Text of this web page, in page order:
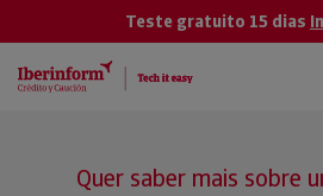
Teste gratuito 15 dias
Quer saber mais sobre